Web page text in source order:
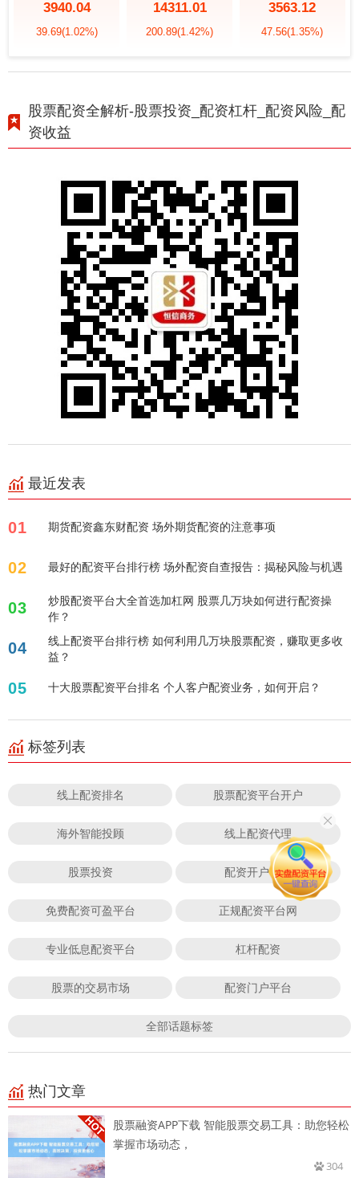
3940.04
39.69(1.02%)
14311.01
200.89(1.42%)
3563.12
47.56(1.35%)
股票配资全解析-股票投资_配资杠杆_配资风险_配
资收益
最近发表
01 期货配资鑫东财配资 场外期货配资的注意事项
02 最好的配资平台排行榜 场外配资自查报告：揭秘风险与机遇
03
炒股配资平台大全首选加杠网 股票几万块如何进行配资操
作？
04
线上配资平台排行榜 如何利用几万块股票配资，赚取更多收
益？
05 十大股票配资平台排名 个人客户配资业务，如何开启？
标签列表
线上配资排名 股票配资平台开户
海外智能投顾 线上配资代理
股票投资 配资开户平台
免费配资可盈平台 正规配资平台网
专业低息配资平台 杠杆配资
股票的交易市场 配资门户平台
全部话题标签
热门文章
股票融资APP下载 智能股票交易工具：助您轻松
掌握市场动态，
304